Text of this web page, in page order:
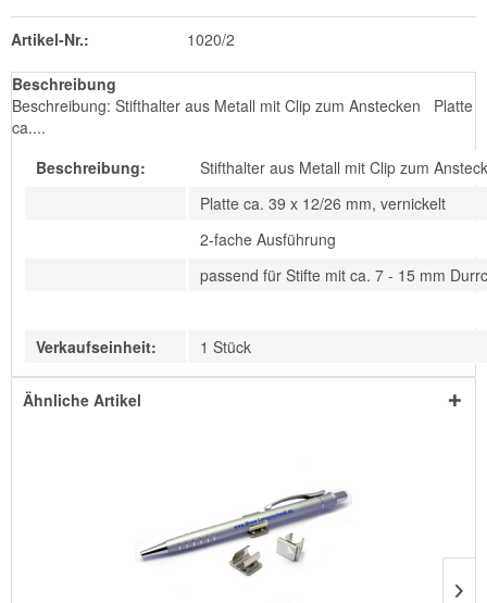
Artikel-Nr.: 1020/2
Beschreibung
Beschreibung: Stifthalter aus Metall mit Clip zum Anstecken Platte
ca....
Beschreibung:
Stifthalter aus Metall mit Clip zum
Platte ca. 39 x 12/26 mm, vernickelt
2-fache Ausführung
passend für Stifte mit ca. 7 - 15 mm
Verkaufseinheit: 1 Stück
Ähnliche Artikel